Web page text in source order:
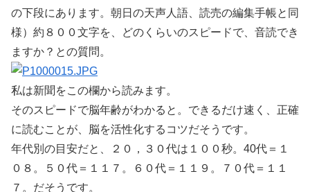
の下段にあります。朝日の天声人語、読売の編集手帳と同
様）約８００文字を、どのくらいのスピードで、音読でき
ますか？との質問。
私は新聞をこの欄から読みます。
そのスピードで脳年齢がわかると。できるだけ速く、正確
に読むことが、脳を活性化するコツだそうです。
年代別の目安だと、２０，３０代は１００秒。40代＝１
０８。５０代＝１１７。６０代＝１１９。７０代＝１１
７。だそうです。